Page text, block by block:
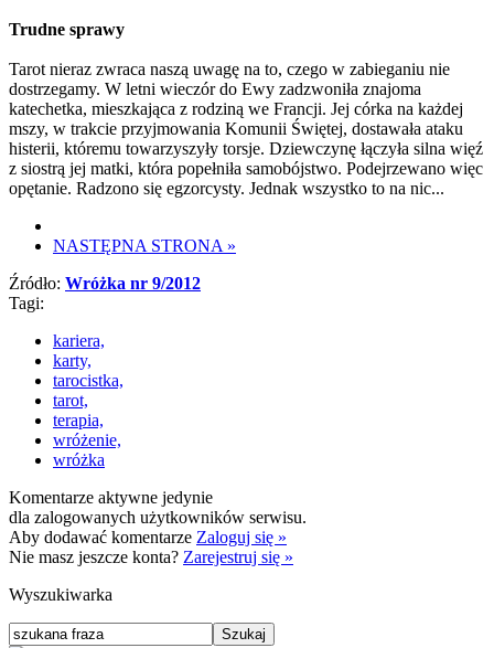
Trudne sprawy
Tarot nieraz zwraca naszą uwagę na to, czego w zabieganiu nie
dostrzegamy. W letni wieczór do Ewy zadzwoniła znajoma
katechetka, mieszkająca z rodziną we Francji. Jej córka na każdej
mszy, w trakcie przyjmowania Komunii Świętej, dostawała ataku
histerii, któremu towarzyszyły torsje. Dziewczynę łączyła silna więź
z siostrą jej matki, która popełniła samobójstwo. Podejrzewano więc
opętanie. Radzono się egzorcysty. Jednak wszystko to na nic...
NASTĘPNA STRONA »
Źródło: Wróżka nr 9/2012
Tagi:
kariera,
karty,
tarocistka,
tarot,
terapia,
wróżenie,
wróżka
Komentarze aktywne jedynie
dla zalogowanych użytkowników serwisu.
Aby dodawać komentarze Zaloguj się »
Nie masz jeszcze konta? Zarejestruj się »
Wyszukiwarka